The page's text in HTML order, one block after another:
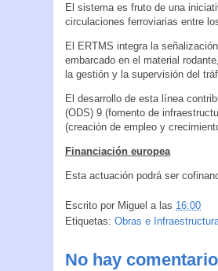
El sistema es fruto de una
circulaciones ferroviarias entre
El ERTMS integra la
embarcado en el material
la gestión y la supervisión del
El desarrollo de esta línea
(ODS) 9 (fomento de
(creación de empleo y
Financiación europea
Esta actuación podrá ser
Escrito por Miguel a las 16:00
Etiquetas: Obras e
No hay